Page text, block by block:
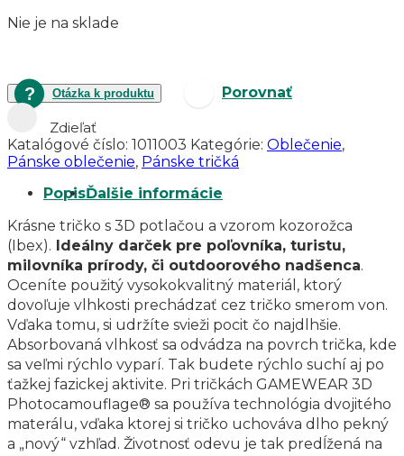
Nie je na sklade
Otázka k produktu Porovnať
Zdieľať
Katalógové číslo: 1011003 Kategórie: Oblečenie,
Pánske oblečenie, Pánske tričká
PopisĎalšie informácie
Krásne tričko s 3D potlačou a vzorom kozorožca
(Ibex). Ideálny darček pre poľovníka, turistu,
milovníka prírody, či outdoorového nadšenca.
Oceníte použitý vysokokvalitný materiál, ktorý
dovoľuje vlhkosti prechádzať cez tričko smerom von.
Vďaka tomu, si udržíte svieži pocit čo najdlhšie.
Absorbovaná vlhkosť sa odvádza na povrch trička, kde
sa veľmi rýchlo vyparí. Tak budete rýchlo suchí aj po
ťažkej fazickej aktivite. Pri tričkách GAMEWEAR 3D
Photocamouflage® sa používa technológia dvojitého
materálu, vďaka ktorej si tričko uchováva dlho pekný
a „nový“ vzhľad. Životnosť odevu je tak predĺžená na